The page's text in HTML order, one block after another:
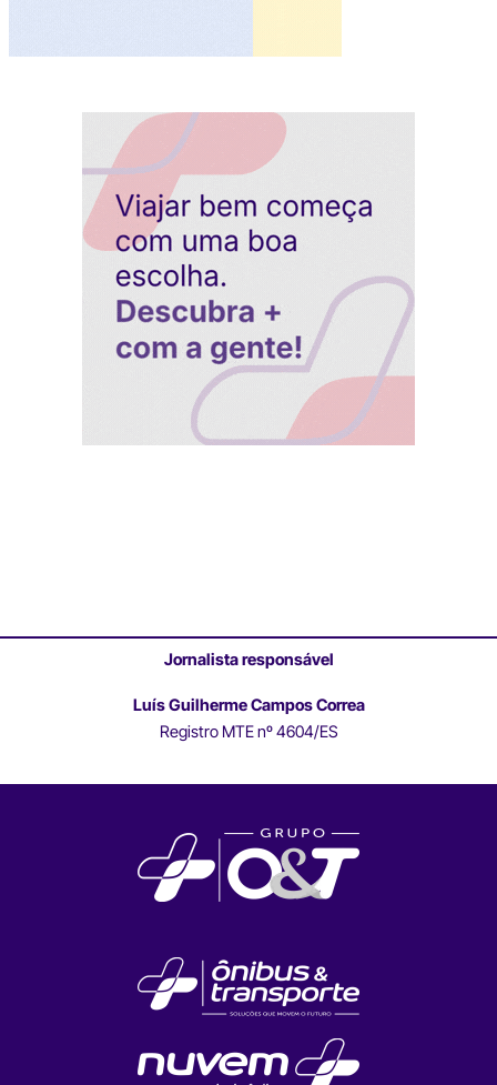
Jornalista responsável
Luís Guilherme Campos Correa
Registro MTE nº 4604/ES